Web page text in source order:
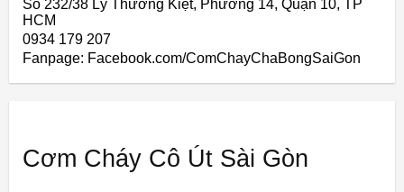
Số 232/38 Lý Thường Kiệt, Phường 14, Quận 10, TP
HCM
0934 179 207
Fanpage: Facebook.com/ComChayChaBongSaiGon
Cơm Cháy Cô Út Sài Gòn